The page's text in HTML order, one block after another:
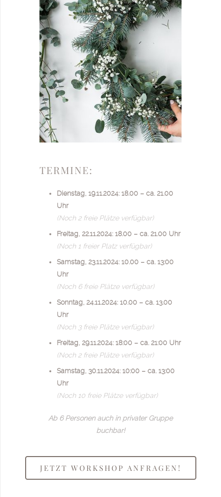
TERMINE:
Dienstag, 19.11.2024: 18.00 – ca. 21.00
Uhr
(Noch 2 freie Plätze verfügbar)
Freitag, 22.11.2024: 18.00 – ca. 21.00 Uhr
(Noch 1 freier Platz verfügbar)
Samstag, 23.11.2024: 10.00 – ca. 13:00
Uhr
(Noch 6 freie Plätze verfügbar)
Sonntag, 24.11.2024: 10.00 – ca. 13.00
Uhr
(Noch 3 freie Plätze verfügbar)
Freitag, 29.11.2024: 18:00 – ca. 21:00 Uhr
(Noch 2 freie Plätze verfügbar)
Samstag, 30.11.2024: 10:00 – ca. 13:00
Uhr
(Noch 10 freie Plätze verfügbar)
Ab 6 Personen auch in privater Gruppe
buchbar!
JETZT WORKSHOP ANFRAGEN!